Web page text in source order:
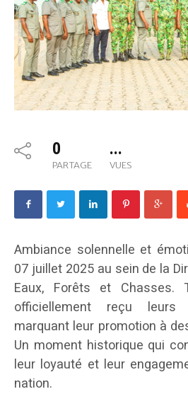
0
PARTAGE
...
VUES
Ambiance solennelle et
07 juillet 2025 au sein de la
Eaux, Forêts et Chasses.
officiellement reçu leurs
marquant leur promotion à
Un moment historique qui
leur loyauté et leur
nation.